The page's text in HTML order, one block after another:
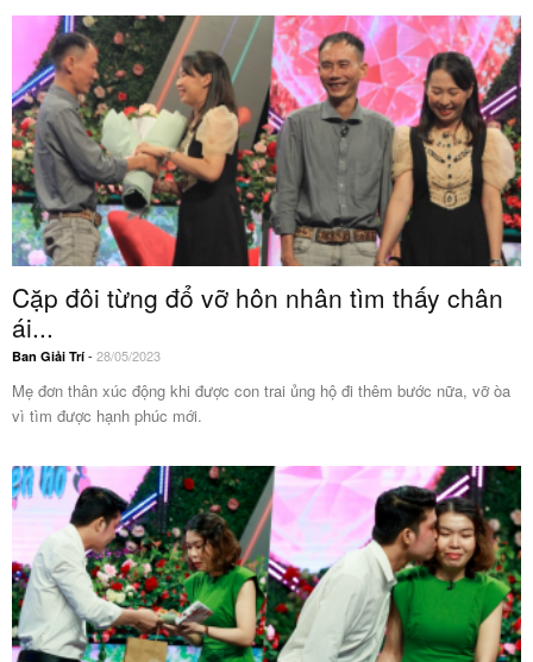
Cặp đôi từng đổ vỡ hôn nhân tìm thấy chân
ái...
Ban Giải Trí - 28/05/2023
Mẹ đơn thân xúc động khi được con trai ủng hộ đi thêm bước nữa, vỡ òa
vì tìm được hạnh phúc mới.